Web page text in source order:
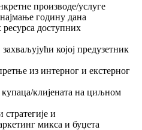
производе/услуге
годину дана
доступних
којој предузетник
из интерног и екстерног
клијената на циљном
и
микса и буџета